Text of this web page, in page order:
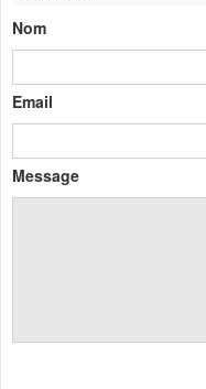
Nom
Email
Message